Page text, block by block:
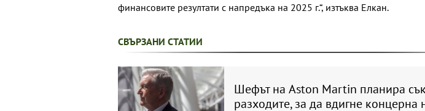
финансовите резултати с напредъка на 2025 г.“, изтъква Елкан.
СВЪРЗАНИ СТАТИИ
Шефът на Aston Martin планира
разходите, за да вдигне концерна